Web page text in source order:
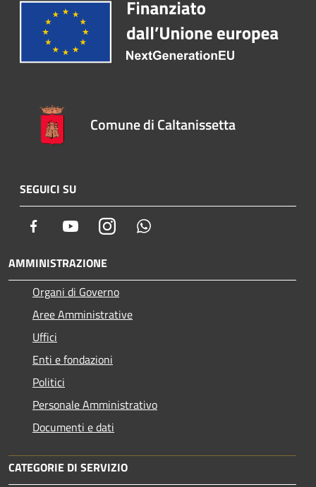
Comune di Caltanissetta
SEGUICI SU
Facebook YoutubeInstagram
AMMINISTRAZIONE
Organi di Governo
Aree Amministrative
Uffici
Enti e fondazioni
Politici
Personale Amministrativo
Documenti e dati
CATEGORIE DI SERVIZIO